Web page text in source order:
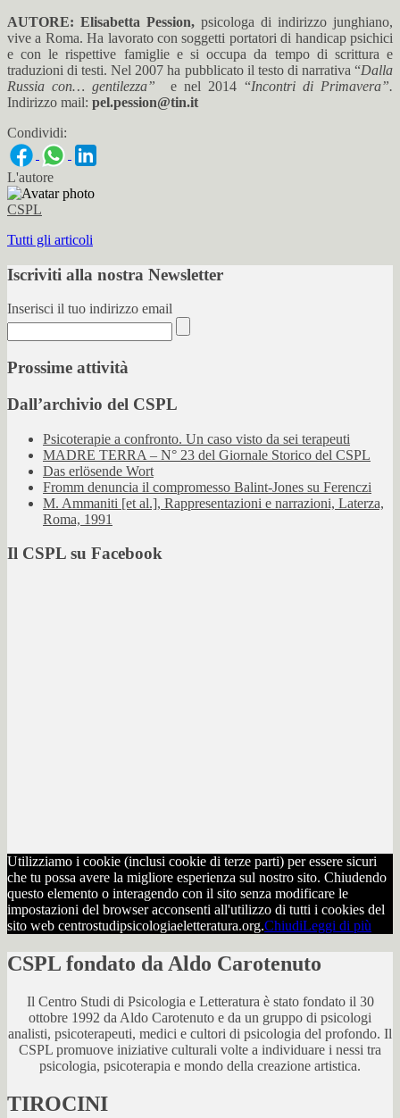
AUTORE: Elisabetta Pession, psicologa di indirizzo junghiano,
vive a Roma. Ha lavorato con soggetti portatori di handicap psichici
e con le rispettive famiglie e si occupa da tempo di scrittura e
traduzioni di testi. Nel 2007 ha pubblicato il testo di narrativa “Dalla
Russia con… gentilezza”
e nel 2014 “Incontri di Primavera”.
Indirizzo mail: pel.pession@tin.it
Condividi:
L'autore
CSPL
Tutti gli articoli
Iscriviti alla nostra Newsletter
Inserisci il tuo indirizzo email
Prossime attività
Dall’archivio del CSPL
Psicoterapie a confronto. Un caso visto da sei terapeuti
MADRE TERRA – N° 23 del Giornale Storico del CSPL
Das erlösende Wort
Fromm denuncia il compromesso Balint-Jones su Ferenczi
M. Ammaniti [et al.], Rappresentazioni e narrazioni, Laterza,
Roma, 1991
Il CSPL su Facebook
Utilizziamo i cookie (inclusi cookie di terze parti) per essere sicuri
che tu possa avere la migliore esperienza sul nostro sito. Chiudendo
questo elemento o interagendo con il sito senza modificare le
impostazioni del browser acconsenti all'utilizzo di tutti i cookies del
sito web centrostudipsicologiaeletteratura.org.ChiudiLeggi di più
CSPL fondato da Aldo Carotenuto
Il Centro Studi di Psicologia e Letteratura è stato fondato il 30
ottobre 1992 da Aldo Carotenuto e da un gruppo di psicologi
analisti, psicoterapeuti, medici e cultori di psicologia del profondo. Il
CSPL promuove iniziative culturali volte a individuare i nessi tra
psicologia, psicoterapia e mondo della creazione artistica.
TIROCINI